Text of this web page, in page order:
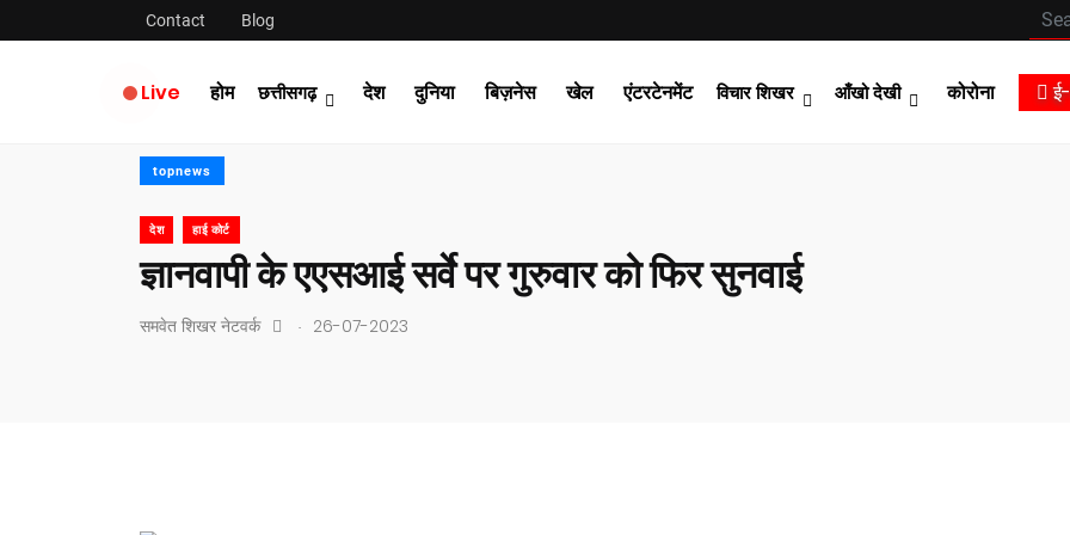
Contact Blog
Live होम छत्तीसगढ़ देश दुनिया बिज़नेस खेल एंटरटेनमेंट विचार शिखर आँखो देखी कोरोना
topnews
देश हाई कोर्ट
ज्ञानवापी के एएसआई सर्वे पर गुरुवार को फिर सुनवाई
समवेत शिखर नेटवर्क . 26-07-2023